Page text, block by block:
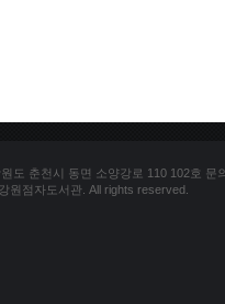
도 춘천시 동면 소양강로 110 102호 문
원점자도서관. All rights reserved.